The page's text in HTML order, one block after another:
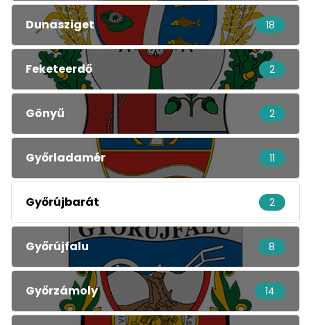
Dunasziget 18
Feketeerdő 2
Gönyű 2
Győrladamér 11
Győrújbarát 2
Győrújfalu 8
Győrzámoly 14